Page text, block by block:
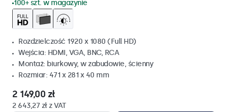
100+ szt. w magazynie
Rozdzielczość 1920 x 1080 (Full HD)
Wejścia: HDMI, VGA, BNC, RCA
Montaż: biurkowy, w zabudowie, ścienny
Rozmiar: 471 x 281 x 40 mm
2 149,00 zł
2 643,27 zł z VAT